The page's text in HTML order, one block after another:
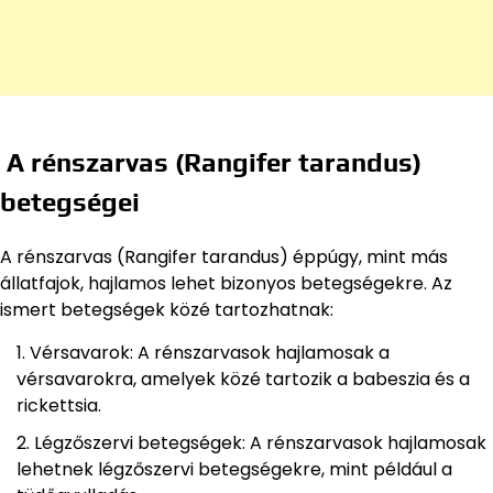
A rénszarvas (Rangifer tarandus)
betegségei
A rénszarvas (Rangifer tarandus) éppúgy, mint más
állatfajok, hajlamos lehet bizonyos betegségekre. Az
ismert betegségek közé tartozhatnak:
Vérsavarok: A rénszarvasok hajlamosak a
vérsavarokra, amelyek közé tartozik a babeszia és a
rickettsia.
Légzőszervi betegségek: A rénszarvasok hajlamosak
lehetnek légzőszervi betegségekre, mint például a